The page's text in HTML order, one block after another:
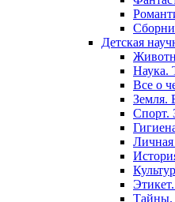
Детская
Наука.
Все о
Земля.
Спорт.
Личная
Тайны.